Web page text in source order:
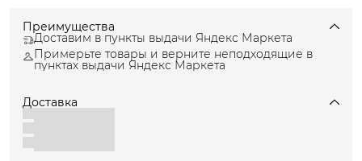
Преимущества
Доставим в пункты выдачи Яндекс Маркета
Примерьте товары и верните неподходящие в
пунктах выдачи Яндекс Маркета
Доставка